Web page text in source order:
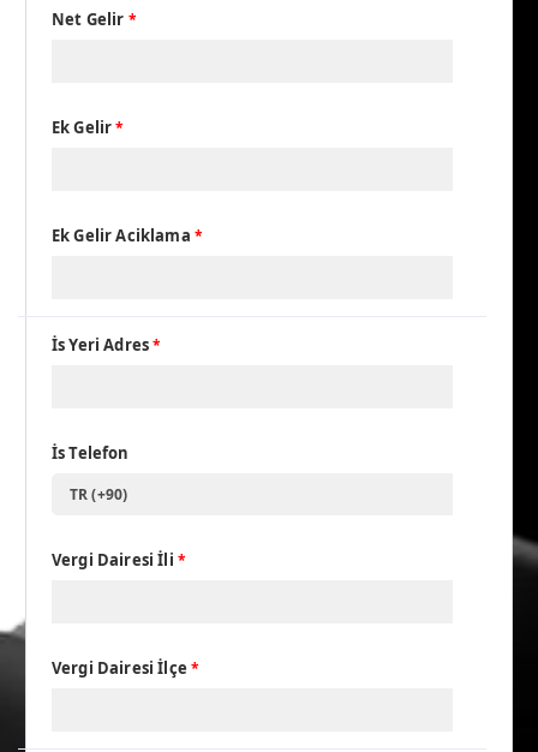
Net Gelir *
Ek Gelir*
Ek Gelir Aciklama *
İs Yeri Adres*
İs Telefon
TR (+90)
Vergi Dairesi İli *
Vergi Dairesi İlçe*